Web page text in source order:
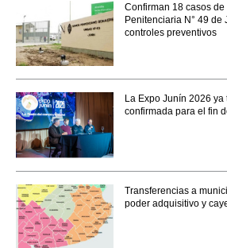
Confirman 18 casos
Penitenciaria N° 49 de
controles preventivos
La Expo Junín 2026
confirmada para el fin
Transferencias a
poder adquisitivo y